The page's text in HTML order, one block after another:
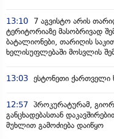
13:10
7 აგვისტო არის
ტერიტორიაზე მასობრივად
ბატალიონები, თარიღის
ხელისუფლებაში მოსვლის
13:03 ესტონეთი ქართველი
12:57 პროკურატურამ,
განცხადებასთან
მუხლით გამოძიება დაიწყო